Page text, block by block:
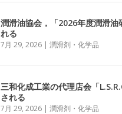
潤滑油協会，「2026年度潤滑油
れる
7月 29, 2026 |潤滑剤・化学品
三和化成工業の代理店会「
される
7月 29, 2026 |潤滑剤・化学品